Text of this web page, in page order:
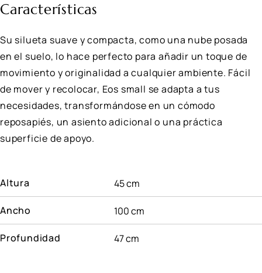
Características
Su silueta suave y compacta, como una nube posada
en el suelo, lo hace perfecto para añadir un toque de
movimiento y originalidad a cualquier ambiente. Fácil
de mover y recolocar, Eos small se adapta a tus
necesidades, transformándose en un cómodo
reposapiés, un asiento adicional o una práctica
superficie de apoyo.
Altura 45 cm
Ancho 100 cm
Profundidad 47 cm